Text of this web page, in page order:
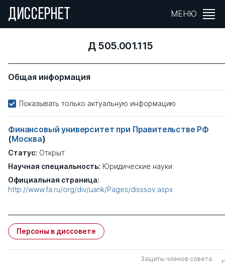
ДИССЕРНЕТ МЕНЮ
Д 505.001.115
Общая информация
Показывать только актуальную информацию
Финансовый университет при Правительстве РФ
(Москва)
Статус: Открыт
Научная специальность: Юридические науки
Официальная страница:
http://www.fa.ru/org/div/uank/Pages/disssov.aspx
Персоны в диссовете
Защиты членов совета: